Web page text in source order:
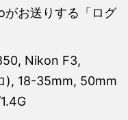
がお送りする「ログ
Nikon F3,
), 18-35mm, 50mm